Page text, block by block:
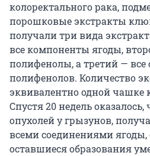
колоректального рака,
порошковые экстракты
получали три вида
все компоненты ягоды,
полифенолы, а третий — все
полифенолов. Количество
эквивалентно одной чашке
Спустя 20 недель оказалось,
опухолей у грызунов,
всеми соединениями ягоды,
оставшиеся образования